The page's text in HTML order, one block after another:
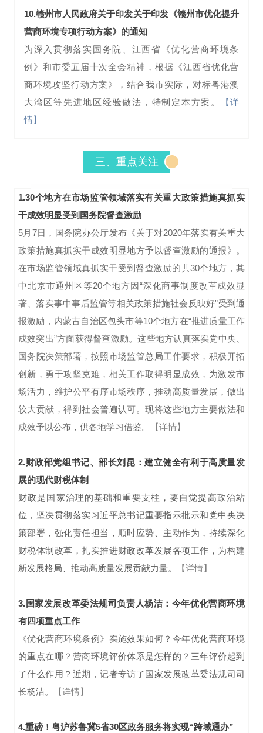
10.赣州市人民政府关于印发关于印发《赣州市优化提升
营商环境专项行动方案》的通知
为深入贯彻落实国务院、江西省《优化营商环境条
例》和市委五届十次全会精神，根据《江西省优化营
商环境攻坚行动方案》，结合我市实际，对标粤港澳
大湾区等先进地区经验做法，特制定本方案。
【详
情】
三、重点关注
1.30个地方在市场监管领域落实有关重大政策措施真抓实
干成效明显受到国务院督查激励
5月7日，国务院办公厅发布《关于对2020年落实有关重大
政策措施真抓实干成效明显地方予以督查激励的通报》。
在市场监管领域真抓实干受到督查激励的共30个地方，其
中北京市通州区等20个地方因“深化商事制度改革成效显
著、落实事中事后监管等相关政策措施社会反映好”受到通
报激励，内蒙古自治区包头市等10个地方在“推进质量工作
成效突出”方面获得督查激励。这些地方认真落实党中央、
国务院决策部署，按照市场监管总局工作要求，积极开拓
创新，勇于攻坚克难，相关工作取得明显成效，为激发市
场活力，维护公平有序市场秩序，推动高质量发展，做出
较大贡献，得到社会普遍认可。现将这些地方主要做法和
成效予以公布，供各地学习借鉴。
【详情】
2.财政部党组书记、部长刘昆：建立健全有利于高质量发
展的现代财税体制
财政是国家治理的基础和重要支柱，要自觉提高政治站
位，坚决贯彻落实习近平总书记重要指示批示和党中央决
策部署，强化责任担当，顺时应势、主动作为，持续深化
财税体制改革，扎实推进财政改革发展各项工作，为构建
新发展格局、推动高质量发展贡献力量。
【详情】
3.国家发展改革委法规司负责人杨洁：今年优化营商环境
有四项重点工作
《优化营商环境条例》实施效果如何？今年优化营商环境
的重点在哪？营商环境评价体系是怎样的？三年评价起到
了什么作用？近期，记者专访了国家发展改革委法规司司
长杨洁。
【详情】
4.重磅！粤沪苏鲁冀5省30区政务服务将实现“跨域通办”